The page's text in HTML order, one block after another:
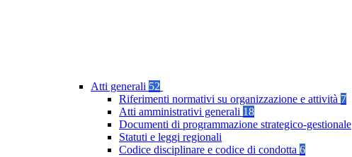
Atti generali 52
Riferimenti normativi su organizzazione e attività 7
Atti amministrativi generali 18
Documenti di programmazione strategico-gestionale
Statuti e leggi regionali
Codice disciplinare e codice di condotta 6